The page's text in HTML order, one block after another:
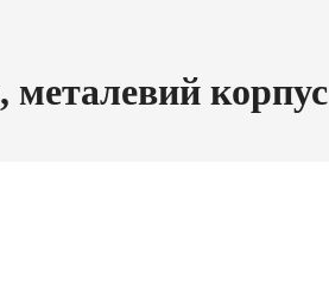
корпус